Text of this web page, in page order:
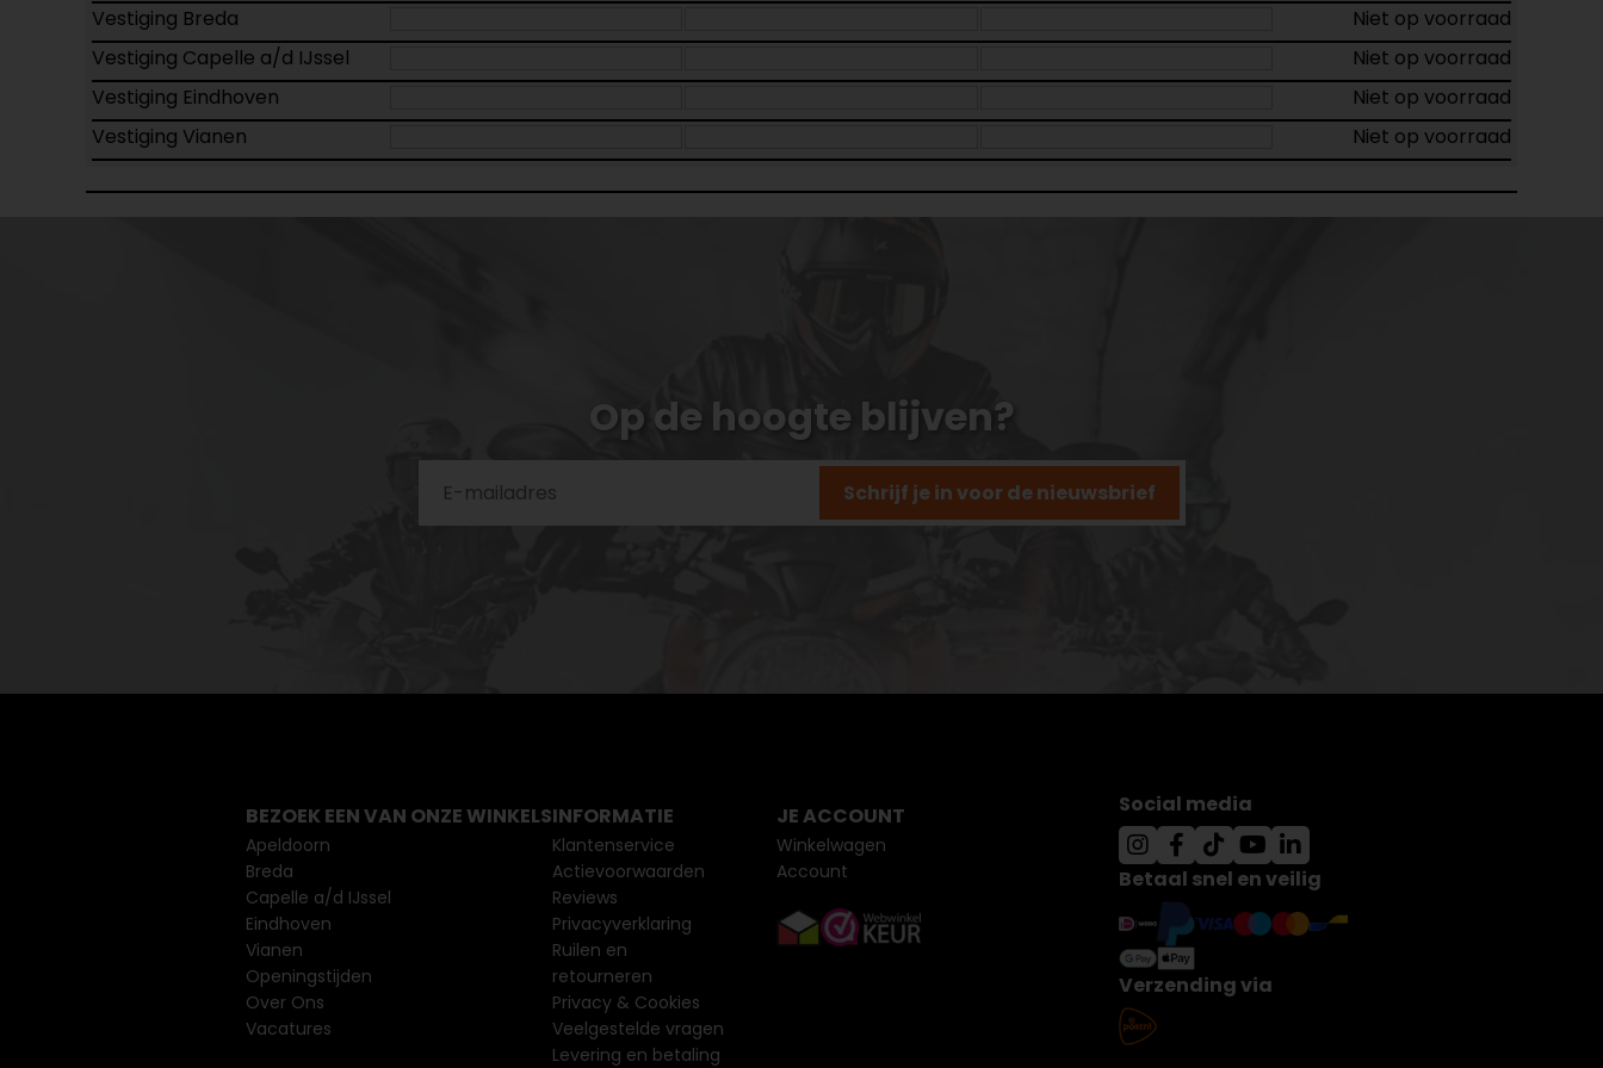
Vestiging Breda
Niet op voorraad
Vestiging Capelle a/d IJssel
Niet op voorraad
Vestiging Eindhoven
Niet op voorraad
Vestiging Vianen
Niet op voorraad
Op de hoogte blijven?
Schrijf je in voor de nieuwsbrief
BEZOEK EEN VAN ONZE WINKELS
Apeldoorn
Breda
Capelle a/d IJssel
Eindhoven
Vianen
Openingstijden
Over Ons
Vacatures
INFORMATIE
Klantenservice
Actievoorwaarden
Reviews
Privacyverklaring
Ruilen en
retourneren
Privacy & Cookies
Veelgestelde vragen
Levering en betaling
JE ACCOUNT
Winkelwagen
Account
Social media
Betaal snel en veilig
Verzending via